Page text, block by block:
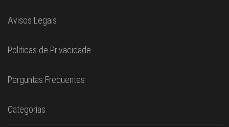
Avisos Legais
Politicas de Privacidade
Perguntas Frequentes
Categorias